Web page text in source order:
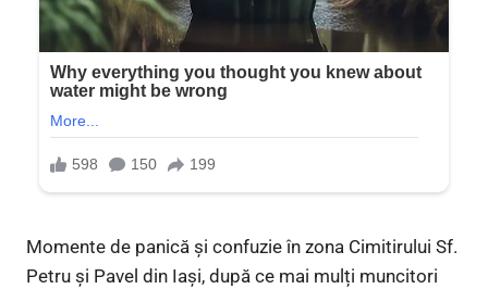
Momente de panică și confuzie în zona Cimitirului Sf.
Petru și Pavel din Iași, după ce mai mulți muncitori